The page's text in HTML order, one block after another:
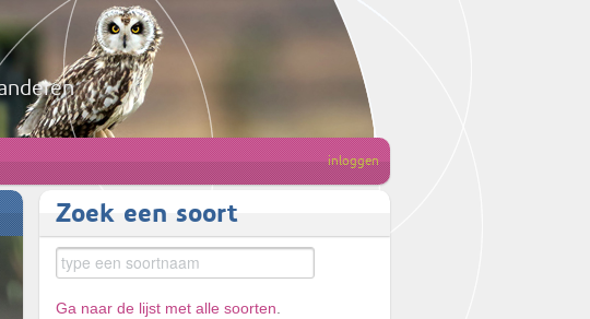
inloggen
Zoek een soort
Ga naar de lijst met alle soorten